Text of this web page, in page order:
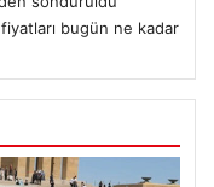
bugün ne kadar